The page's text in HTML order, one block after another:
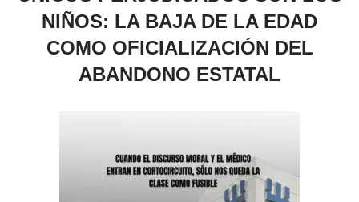
NIÑOS: LA BAJA DE LA EDAD
COMO OFICIALIZACIÓN DEL
ABANDONO ESTATAL